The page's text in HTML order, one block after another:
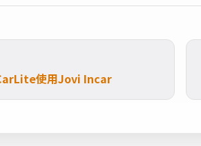
使用Jovi Incar